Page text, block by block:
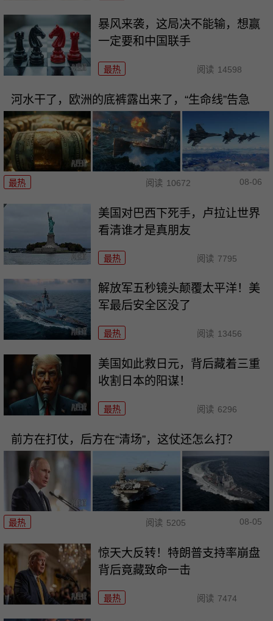
暴风来袭，这局决不能输，想赢
一定要和中国联手
最热 阅读 14598
河水干了，欧洲的底裤露出来了，“生命线”告急
最热 阅读 10672 08-06
美国对巴西下死手，卢拉让世界
看清谁才是真朋友
最热 阅读 7795
解放军五秒镜头颠覆太平洋！美
军最后安全区没了
最热 阅读 13456
美国如此救日元，背后藏着三重
收割日本的阳谋！
最热 阅读 6296
前方在打仗，后方在“清场”，这仗还怎么打？
最热 阅读 5205 08-05
惊天大反转！特朗普支持率崩盘
背后竟藏致命一击
最热 阅读 7474